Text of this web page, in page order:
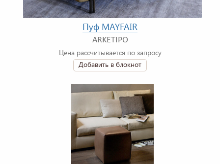
Пуф MAYFAIR
ARKETIPO
Цена рассчитывается по запросу
Добавить в блокнот